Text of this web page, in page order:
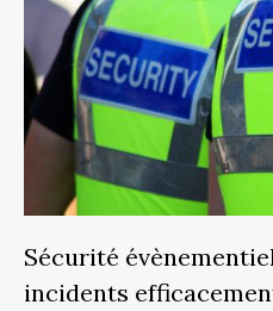
Sécurité
incidents